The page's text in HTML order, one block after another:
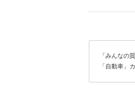
「みんなの
「自動車」